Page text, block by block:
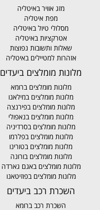
מזג אוויר באיטליה
מפת איטליה
מסלולי טיול באיטליה
אטרקציות באיטליה
שאלות ותשובות נפוצות
אזהרות למטיילים באיטליה
מלונות מומלצים ביעדים
מלונות מומלצים ברומא
מלונות מומלצים במילאנו
מלונות מומלצים בפירנצה
מלונות מומלצים בנאפולי
מלונות מומלצים בסרדיניה
מלונות מומלצים בפלרמו
מלונות מומלצים בטורינו
מלונות מומלצים בורונה
מלונות מומלצים באגם גארדה
מלונות מומלצים בפוזיטאנו
השכרת רכב ביעדים
השכרת רכב ברומא